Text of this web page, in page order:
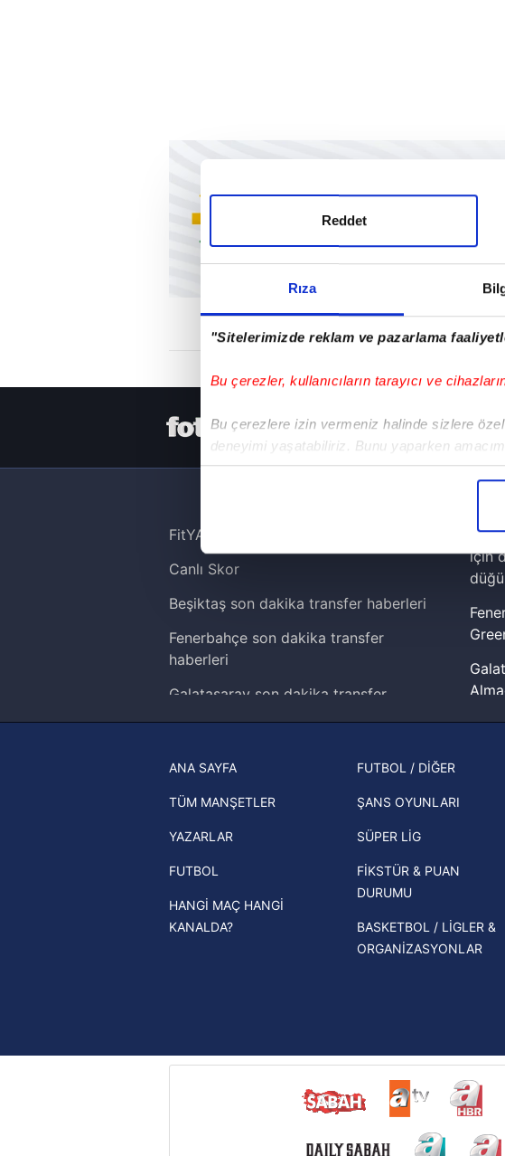
Rıza
"Sitelerimizde reklam ve pazarlama
Bu çerezler, kullanıcıların tarayıcı ve
Bu çerezlere izin vermeniz halinde sizlere
deneyimi yaşatabiliriz. Bunu yaparken
içerikleri sunabilmek adına elimizden gelen
Her halükârda, kullanıcılar, bu çerezlere izin
Sizlere daha iyi bir hizmet sunabilmek için
çerezler vasıtasıyla çeşitli kişisel verileriniz
amacıyla kullanılmaktadır. Diğer çerezler,
reklam/pazarlama faaliyetlerinin yapılması,
Çerezlere ilişkin tercihlerinizi aşağıda yer
6698 sayılı Kişisel Verilerin Korunması
mevzuata uygun olarak kullanılan çerezlerle
Reddet
HER YERDE!
FitYAŞA
Canlı Skor
Beşiktaş son dakika transfer haberleri
Fenerbahçe son dakika transfer
haberleri
Galatasaray son dakika transfer
haberleri
Trendyol Süper Lig haberleri
Ziraat Türkiye Kupası haberleri
UEFA Şampiyonlar Ligi haberleri
UEFA Avrupa Ligi haberleri
UEFA Konferans Ligi haberleri
için
ANA SAYFA
TÜM MANŞETLER
YAZARLAR
FUTBOL
HANGİ MAÇ HANGİ
KANALDA?
FUTBOL / DİĞER
ŞANS OYUNLARI
SÜPER LİG
FİKSTÜR & PUAN
DURUMU
BASKETBOL / LİGLER &
ORGANİZASYONLAR